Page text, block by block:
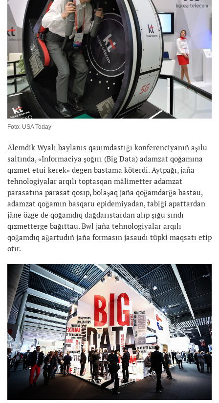
Foto: USA Today
Älemdik Wyalı baylanıs qauımdastığı konferenciyanıñ aşılu
saltında, «Informaciya şoğırı (Big Data) adamzat qoğamına
qızmet etui kerek» degen bastama köterdi. Aytpağı, jaña
tehnologiyalar arqılı toptasqan mälimetter adamzat
parasatına parasat qosıp, bolaşaq jaña qoğamdarğa bastau,
adamzat qoğamın basqaru epidemiyadan, tabiği apattardan
jäne özge de qoğamdıq dağdarıstardan alıp şığu sındı
qızmetterge bağıttau. Bwl jaña tehnologiyalar arqılı
qoğamdıq ağartudıñ jaña formasın jasaudı tüpki maqsatı etip
otır.